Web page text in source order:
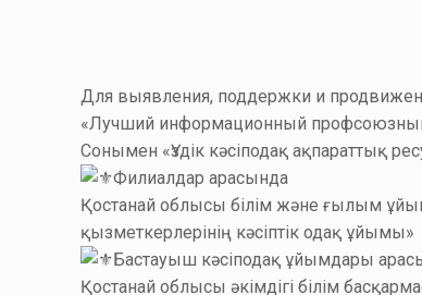
Для выявления, поддержки и
«Лучший информационный
Сонымен «Үздік кәсіподақ ақпараттық
Филиалдар арасында
Қостанай облысы білім және ғылым
қызметкерлерінің кәсіптік одақ ұйымы»
Бастауыш кәсіподақ ұйымдары
Қостанай облысы әкімдігі білім